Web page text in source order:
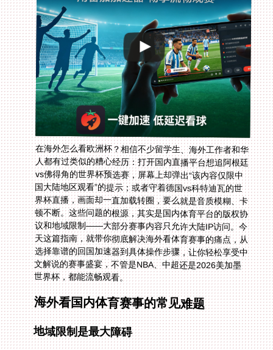
在海外怎么看欧洲杯？相信不少留学生、海外工作者和华
人都有过类似的糟心经历：打开国内直播平台想追阿根廷
vs佛得角的世界杯预选赛，屏幕上却弹出“该内容仅限中
国大陆地区观看”的提示；或者守着德国vs科特迪瓦的世
界杯直播，画面却一直加载转圈，要么就是音质模糊、卡
顿不断。这些问题的根源，其实是国内体育平台的版权协
议和地域限制——大部分赛事内容只允许大陆IP访问。今
天这篇指南，就带你彻底解决海外看体育赛事的痛点，从
选择靠谱的回国加速器到具体操作步骤，让你轻松享受中
文解说的赛事盛宴，不管是NBA、中超还是2026美加墨
世界杯，都能流畅观看。
海外看国内体育赛事的常见难题
地域限制是最大障碍